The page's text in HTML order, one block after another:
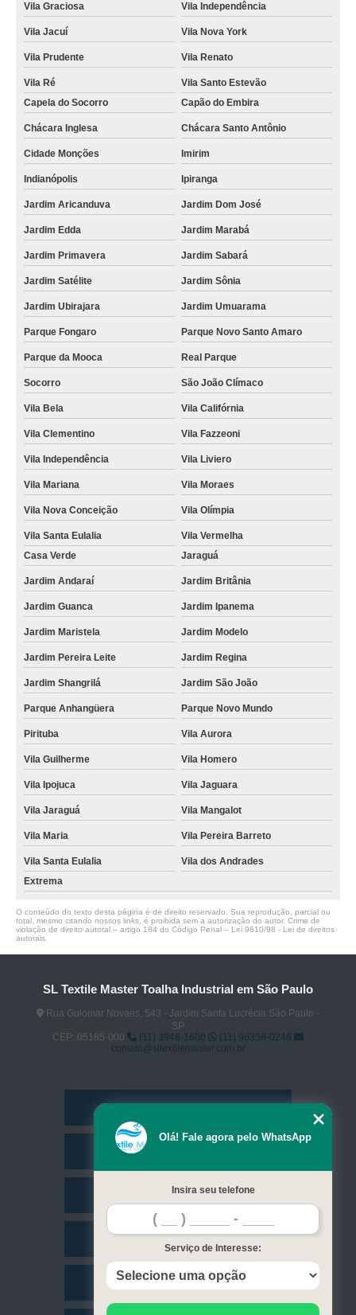
Vila Graciosa Vila Independência
Vila Jacuí Vila Nova York
Vila Prudente Vila Renato
Vila Ré
Vila Santo Estevão
Capela do Socorro
Capão do Embira
Chácara Inglesa Chácara Santo Antônio
Cidade Monções Imirim
Indianópolis Ipiranga
Jardim Aricanduva Jardim Dom José
Jardim Edda Jardim Marabá
Jardim Primavera Jardim Sabará
Jardim Satélite Jardim Sônia
Jardim Ubirajara Jardim Umuarama
Parque Fongaro Parque Novo Santo Amaro
Parque da Mooca Real Parque
Socorro São João Clímaco
Vila Bela Vila Califórnia
Vila Clementino Vila Fazzeoni
Vila Independência Vila Liviero
Vila Mariana Vila Moraes
Vila Nova Conceição Vila Olímpia
Vila Santa Eulalia
Vila Vermelha
Casa Verde
Jaraguá
Jardim Andaraí Jardim Britânia
Jardim Guanca Jardim Ipanema
Jardim Maristela Jardim Modelo
Jardim Pereira Leite Jardim Regina
Jardim Shangrilá Jardim São João
Parque Anhangüera Parque Novo Mundo
Pirituba Vila Aurora
Vila Guilherme Vila Homero
Vila Ipojuca Vila Jaguara
Vila Jaraguá Vila Mangalot
Vila Maria Vila Pereira Barreto
Vila Santa Eulalia
Vila dos Andrades
Extrema
O conteúdo do texto desta página é de direito reservado. Sua reprodução, parcial ou
total, mesmo citando nossos links, é proibida sem a autorização do autor. Crime de
violação de direito autoral – artigo 184 do Código Penal – Lei 9610/98 - Lei de direitos
autorais
SL Textile Master Toalha Industrial em São Paulo
Rua Guiomar Novaes, 543 - Jardim Santa Lucrécia São Paulo -
SP
CEP: 05185-000
(11) 3948-1600
(11) 96358-0246
contato@sltextilemaster.com.br
Missão
Contato
Olá! Fale agora pelo WhatsApp
Insira seu telefone
Serviço de Interesse: